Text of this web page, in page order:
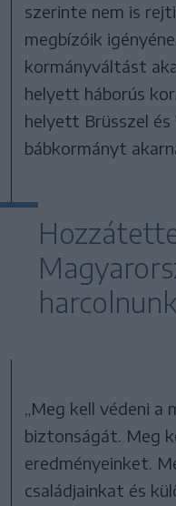
szerinte nem is
megbízóik
kormányváltást
helyett háborús
helyett Brüsszel
bábkormányt
„Meg kell védeni a
biztonságát. Meg
eredményeinket.
családjainkat és